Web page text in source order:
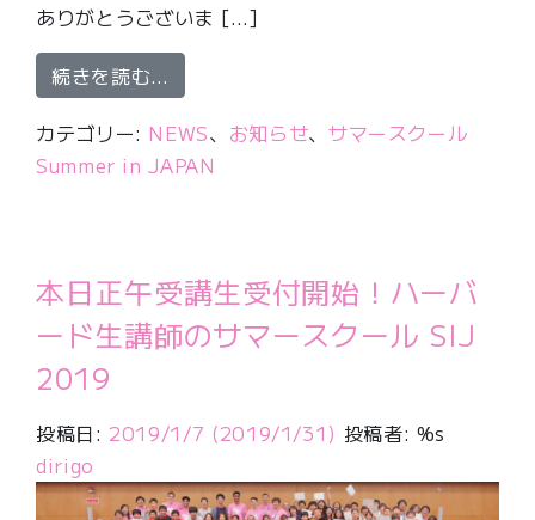
ありがとうございま […]
続きを読む…
カテゴリー: NEWS、 お知らせ、 サマースクール
Summer in JAPAN
本日正午受講生受付開始！ハーバ
ード生講師のサマースクール SIJ
2019
投稿日: 2019/1/7 (2019/1/31) 投稿者: %s
dirigo